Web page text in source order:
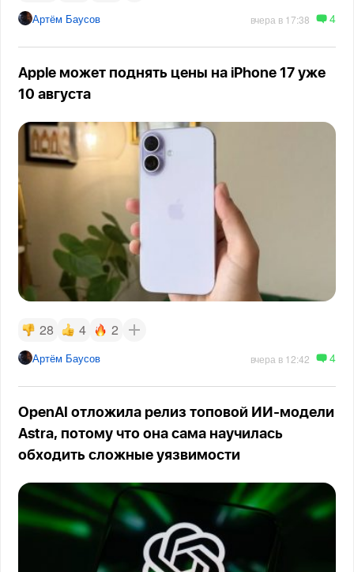
Артём Баусов вчера в 17:38 4
Apple может поднять цены на iPhone 17 уже
10 августа
28 4 2
Артём Баусов вчера в 12:42 4
OpenAI отложила релиз топовой ИИ-модели
Astra, потому что она сама научилась
обходить сложные уязвимости